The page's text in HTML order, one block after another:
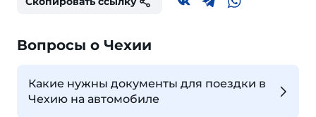
Вопросы о Чехии
Какие нужны документы для поездки в
Чехию на автомобиле